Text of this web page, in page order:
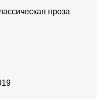
проза